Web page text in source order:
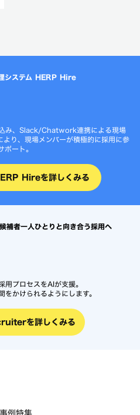
システム HERP Hire
み、Slack/Chatwork連携による現場
り、現場メンバーが積極的に採用に参
ート。
Hireを詳しくみる
補者一人ひとりと向き合う採用へ
プロセスをAIが支援。
かけられるようにします。
を詳しくみる